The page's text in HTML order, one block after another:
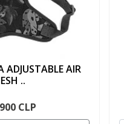
ADJUSTABLE AIR
..
CLP